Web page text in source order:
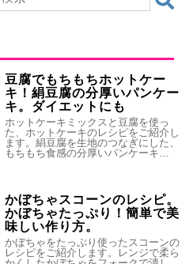
豆腐でもちもちホットケー
キ！絹豆腐の分厚いパンケー
キ。ダイエットにも
ホットケーキミックスと豆腐を使っ
た、ホットケーキのレシピをご紹介し
ます。絹豆腐を生地のつなぎにした、
もちもち食感の分厚いパンケーキ…
かぼちゃスコーンのレシピ。
かぼちゃたっぷり！簡単で美
味しい作り方。
かぼちゃをたっぷり使ったスコーンの
レシピをご紹介します。レンジで柔ら